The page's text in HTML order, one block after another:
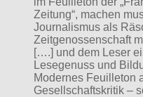
Zeitung“, machen
Journalismus als
Zeitgenossenschaft
[….] und dem Leser
Lesegenuss und
Modernes Feuilleton
Gesellschaftskritik –